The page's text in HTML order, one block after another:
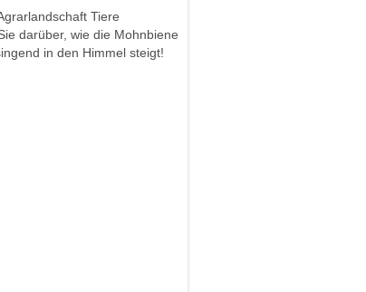
Tiere
darüber, wie die Mohnbiene
in den Himmel steigt!